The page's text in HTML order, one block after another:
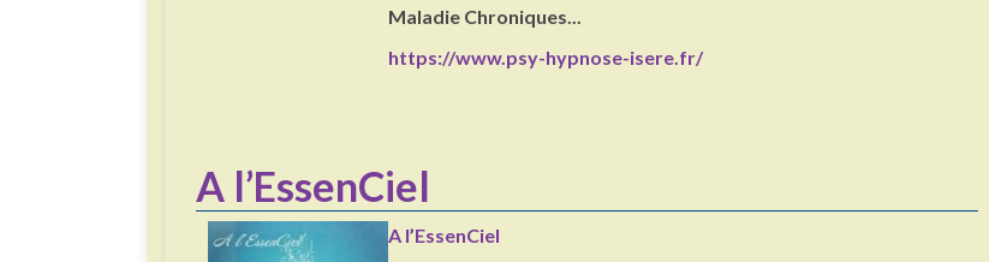
Maladie Chroniques...
https://www.psy-hypnose-isere.fr/
A l’EssenCiel
A l’EssenCiel